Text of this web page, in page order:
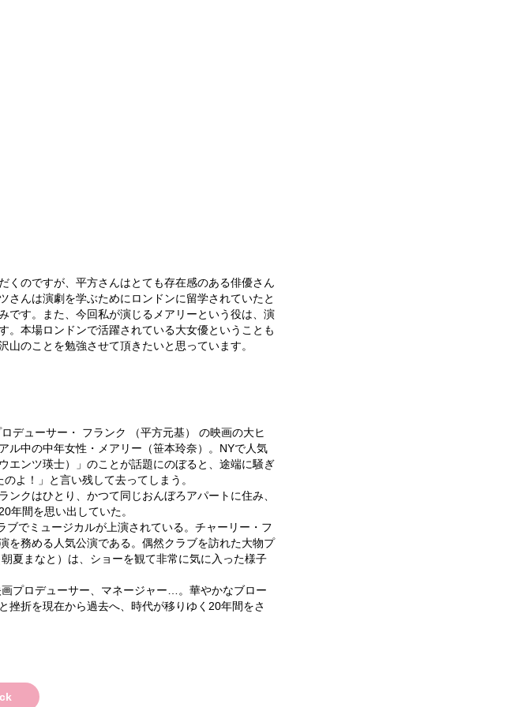
くのですが、平方さんはとても存在感のある俳優さん
さんは演劇を学ぶためにロンドンに留学されていたと
です。また、今回私が演じるメアリーという役は、演
。本場ロンドンで活躍されている大女優ということも
のことを勉強させて頂きたいと思っています。
デューサー・ フランク （平方元基） の映画の大ヒ
ル中の中年女性・メアリー（笹本玲奈）。NYで人気
エンツ瑛士）」のことが話題にのぼると、途端に騒ぎ
よ！」と言い残して去ってしまう。
クはひとり、かつて同じおんぼろアパートに住み、
年間を思い出していた。
でミュージカルが上演されている。チャーリー・フ
を務める人気公演である。偶然クラブを訪れた大物プ
夏まなと）は、ショーを観て非常に気に入った様子
プロデューサー、マネージャー…。華やかなブロー
挫折を現在から過去へ、時代が移りゆく20年間をさ